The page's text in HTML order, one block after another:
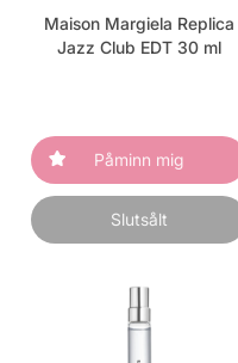
Maison Margiela Replica
Jazz Club EDT 30 ml
Påminn mig
Slutsålt